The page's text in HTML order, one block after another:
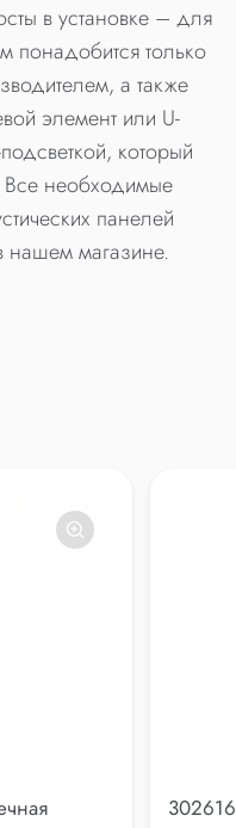
в установке – для
понадобится только
а также
элемент или U-
который
Все необходимые
панелей
нашем магазине.